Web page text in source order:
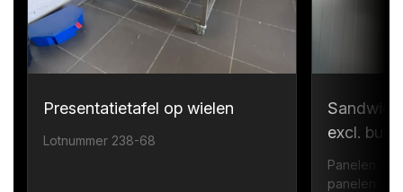
Presentatietafel op wielen
Lotnummer 238-68
excl.
Panelen =
panelen = 6